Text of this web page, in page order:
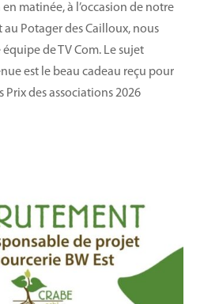
matinée, à l’occasion de notre
Potager des Cailloux, nous
de TV Com. Le sujet
est le beau cadeau reçu pour
Prix des associations 2026